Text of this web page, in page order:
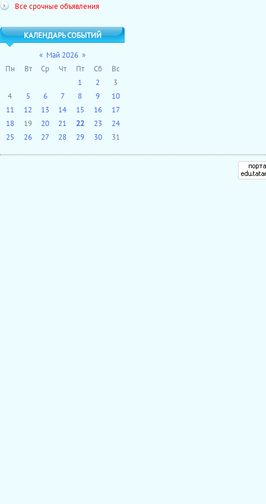
Все срочные объявления
КАЛЕНДАРЬ СОБЫТИЙ
« Май 2026 »
Пн
Вт Ср Чт Пт Сб
Вс
1
2
3
4
5 6 7 8 9
10
11
12 13 14 15 16
17
18
19 20 21 22 23
24
25
26 27 28 29 30 31